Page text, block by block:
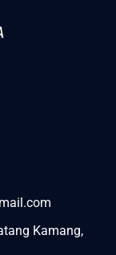
Kamang,